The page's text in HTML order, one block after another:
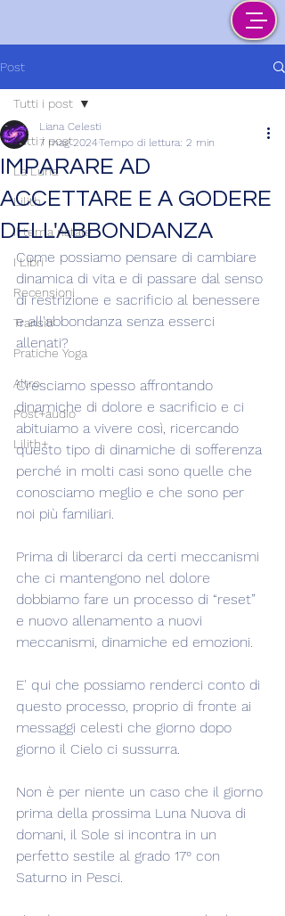
Post
Tutti i post
La Luna
Lilith
Il tema natale
I Libri
Recensioni
Transiti
Pratiche Yoga
Altro
Post+audio
Lilith+
Tutti i post
IMPARARE AD
ACCETTARE E A GODERE
DELL'ABBONDANZA
Liana Celesti
7 mag 2024Tempo di lettura: 2 min
Come possiamo pensare di cambiare
dinamica di vita e di passare dal senso
di restrizione e sacrificio al benessere
e all'abbondanza senza esserci
allenati?
Cresciamo spesso affrontando
dinamiche di dolore e sacrificio e ci
abituiamo a vivere così, ricercando
questo tipo di dinamiche di sofferenza
perché in molti casi sono quelle che
conosciamo meglio e che sono per
noi più familiari.
Prima di liberarci da certi meccanismi
che ci mantengono nel dolore
dobbiamo fare un processo di “reset”
e nuovo allenamento a nuovi
meccanismi, dinamiche ed emozioni.
E' qui che possiamo renderci conto di
questo processo, proprio di fronte ai
messaggi celesti che giorno dopo
giorno il Cielo ci sussurra.
Non è per niente un caso che il giorno
prima della prossima Luna Nuova di
domani, il Sole si incontra in un
perfetto sestile al grado 17° con
Saturno in Pesci.